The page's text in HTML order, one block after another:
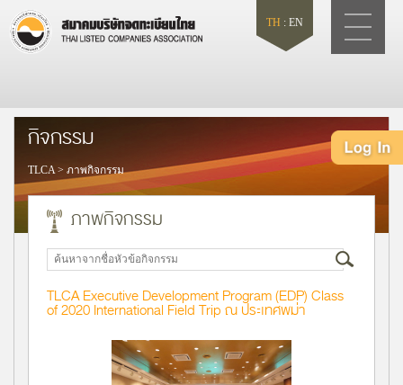
TH : EN
กิจกรรม
TLCA> ภาพกิจกรรม
ภาพกิจกรรม
TLCA Executive Development Program (EDP) Class
of 2020 International Field Trip ณ ประเทศพม่า